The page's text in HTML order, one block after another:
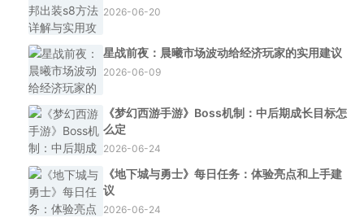
2026-06-20
星战前夜：晨曦市场波动给经济玩家的实用建议
2026-06-09
《梦幻西游手游》Boss机制：中后期成长目标怎
么定
2026-06-24
《地下城与勇士》每日任务：体验亮点和上手建
议
2026-06-24